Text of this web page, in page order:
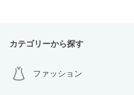
カテゴリーから探す
ファッション